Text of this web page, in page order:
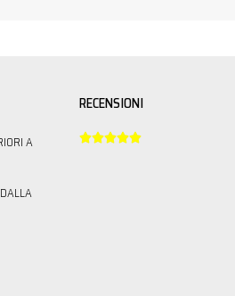
A
RECENSIONI
